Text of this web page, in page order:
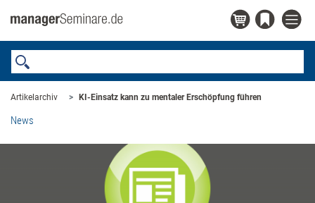
Artikelarchiv KI-Einsatz kann zu mentaler Erschöpfung führen
News